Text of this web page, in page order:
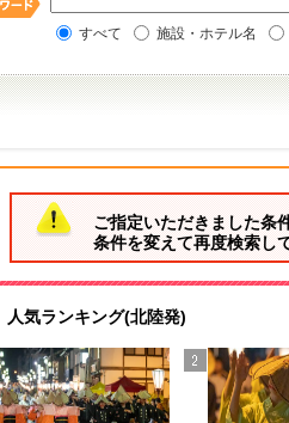
すべて 施設・ホテル名
ご指定いただきました条
条件を変えて再度検索し
人気ランキング(北陸発)